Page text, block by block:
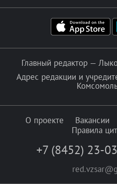
Главный редактор —
Адрес редакции и
О проекте Вакансии
Правила
+7 (8452) 23-